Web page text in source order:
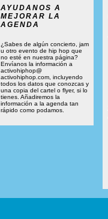
AYUDANOS A
MEJORAR LA
AGENDA
¿Sabes de algún concierto, jam
u otro evento de hip hop que
no esté en nuestra página?
Envíanos la información a
activohiphop@
activohiphop.com, incluyendo
todos los datos que conozcas y
una copia del cartel o flyer, si lo
tienes. Añadiremos la
información a la agenda tan
rápido como podamos.